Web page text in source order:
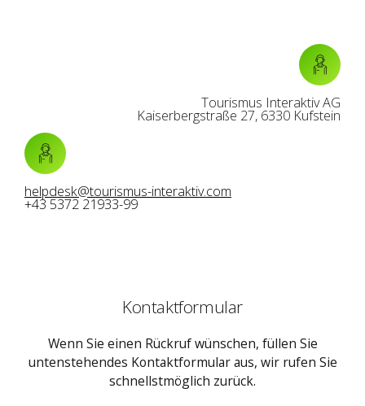
Tourismus Interaktiv AG
Kaiserbergstraße 27, 6330 Kufstein
helpdesk@tourismus-interaktiv.com
+43 5372 21933-99
Kontaktformular
Wenn Sie einen Rückruf wünschen, füllen Sie
untenstehendes Kontaktformular aus, wir rufen Sie
schnellstmöglich zurück.